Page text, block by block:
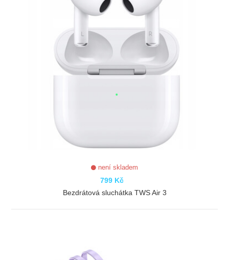
není skladem
799 Kč
Bezdrátová sluchátka TWS Air 3